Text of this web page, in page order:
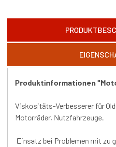
Produktinformationen
Viskositäts-Verbesserer für
Motorräder, Nutzfahrzeuge.
Einsatz bei Problemen mit zu